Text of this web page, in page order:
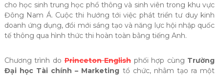
cho học sinh trung học phổ thông và sinh viên trong khu vực
Đông Nam Á. Cuộc thi hướng tới việc phát triển tư duy kinh
doanh ứng dụng, đổi mới sáng tạo và năng lực hội nhập quốc
tế thông qua hình thức thi hoàn toàn bằng tiếng Anh.
Chương trình doPrinceton English phối hợp cùng Trường
Đại học Tài chính – Marketing tổ chức, nhằm tạo ra một